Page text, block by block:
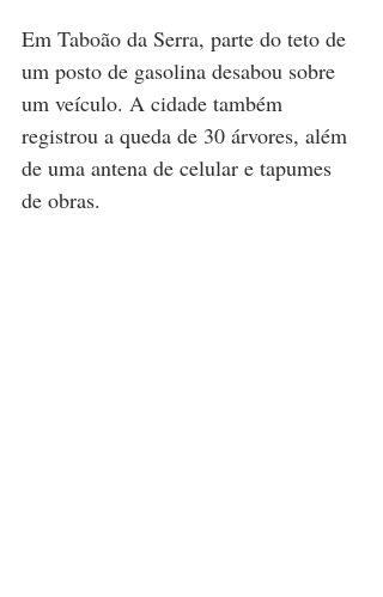
Em Taboão da Serra, parte do teto de
um posto de gasolina desabou sobre
um veículo. A cidade também
registrou a queda de 30 árvores, além
de uma antena de celular e tapumes
de obras.